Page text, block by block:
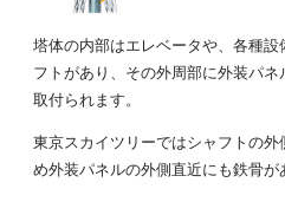
塔体の内部はエレベータや、各種
フトがあり、その外周部に外装パネ
取付られます。
東京スカイツリーではシャフトの
め外装パネルの外側直近にも鉄骨が